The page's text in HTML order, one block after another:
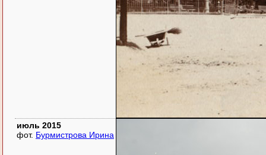
июль 2015
фот. Бурмистрова Ирина